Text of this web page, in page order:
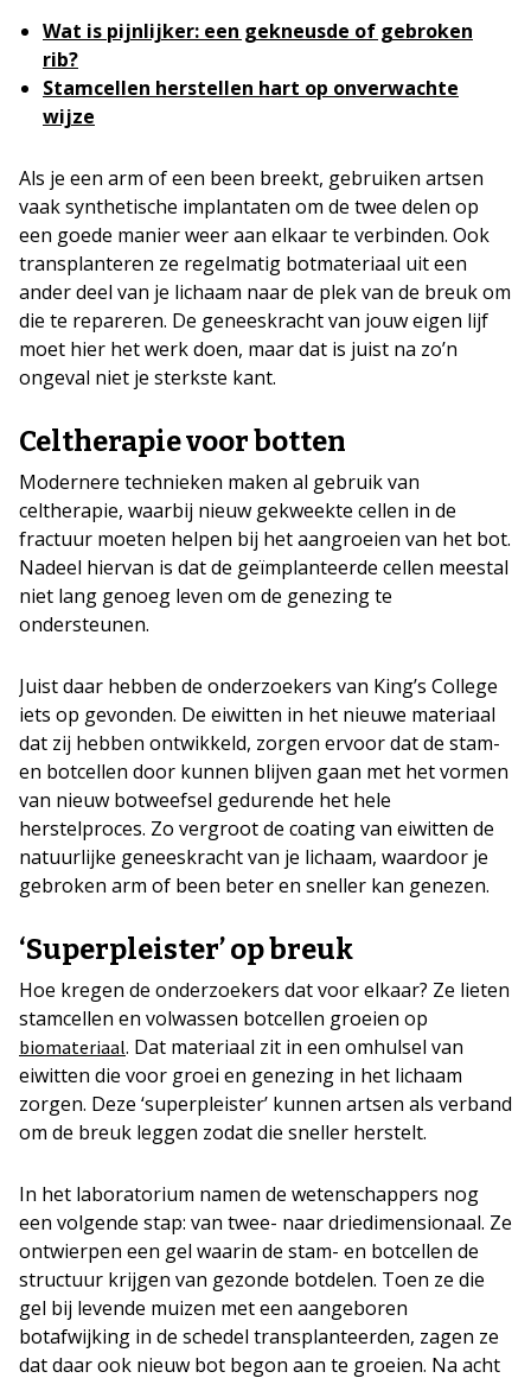
Wat is pijnlijker: een gekneusde of gebroken
rib?
Stamcellen herstellen hart op onverwachte
wijze
Als je een arm of een been breekt, gebruiken artsen
vaak synthetische implantaten om de twee delen op
een goede manier weer aan elkaar te verbinden. Ook
transplanteren ze regelmatig botmateriaal uit een
ander deel van je lichaam naar de plek van de breuk om
die te repareren. De geneeskracht van jouw eigen lijf
moet hier het werk doen, maar dat is juist na zo’n
ongeval niet je sterkste kant.
Celtherapie voor botten
Modernere technieken maken al gebruik van
celtherapie, waarbij nieuw gekweekte cellen in de
fractuur moeten helpen bij het aangroeien van het bot.
Nadeel hiervan is dat de geïmplanteerde cellen meestal
niet lang genoeg leven om de genezing te
ondersteunen.
Juist daar hebben de onderzoekers van King’s College
iets op gevonden. De eiwitten in het nieuwe materiaal
dat zij hebben ontwikkeld, zorgen ervoor dat de stam-
en botcellen door kunnen blijven gaan met het vormen
van nieuw botweefsel gedurende het hele
herstelproces. Zo vergroot de coating van eiwitten de
natuurlijke geneeskracht van je lichaam, waardoor je
gebroken arm of been beter en sneller kan genezen.
‘Superpleister’ op breuk
Hoe kregen de onderzoekers dat voor elkaar? Ze lieten
stamcellen en volwassen botcellen groeien op
biomateriaal. Dat materiaal zit in een omhulsel van
eiwitten die voor groei en genezing in het lichaam
zorgen. Deze ‘superpleister’ kunnen artsen als verband
om de breuk leggen zodat die sneller herstelt.
In het laboratorium namen de wetenschappers nog
een volgende stap: van twee- naar driedimensionaal. Ze
ontwierpen een gel waarin de stam- en botcellen de
structuur krijgen van gezonde botdelen. Toen ze die
gel bij levende muizen met een aangeboren
botafwijking in de schedel transplanteerden, zagen ze
dat daar ook nieuw bot begon aan te groeien. Na acht